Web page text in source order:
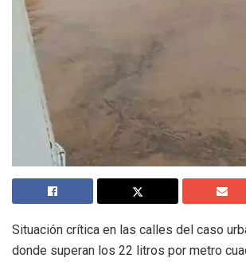
Situación crítica en las calles del caso
donde superan los 22 litros por metro